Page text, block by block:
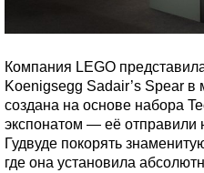
Компания LEGO
Koenigsegg Sadair’s Spear
создана на основе набора
экспонатом — её отправили
Гудвуде покорять
где она установила